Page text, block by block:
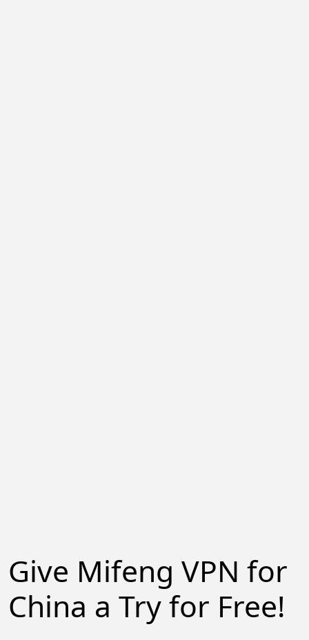
Give Mifeng VPN for
China a Try for Free!